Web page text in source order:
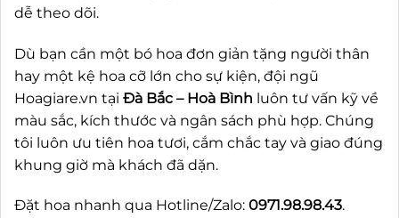
dễ theo dõi.
Dù bạn cần một bó hoa đơn giản tặng người thân
hay một kệ hoa cỡ lớn cho sự kiện, đội ngũ
Hoagiare.vn tại Đà Bắc – Hoà Bình luôn tư vấn kỹ về
màu sắc, kích thước và ngân sách phù hợp. Chúng
tôi luôn ưu tiên hoa tươi, cắm chắc tay và giao đúng
khung giờ mà khách đã dặn.
Đặt hoa nhanh qua Hotline/Zalo: 0971.98.98.43.